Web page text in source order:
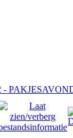
-